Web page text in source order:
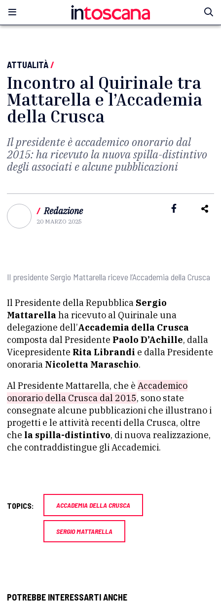
ATTUALITÀ/
Incontro al Quirinale tra
Mattarella e l’Accademia
della Crusca
Il presidente è accademico onorario dal
2015: ha ricevuto la nuova spilla-distintivo
degli associati e alcune pubblicazioni
/ Redazione
20 MARZO 2025
Il presidente Sergio Mattarella riceve l’Accademia della Crusca
Il Presidente della Repubblica Sergio
Mattarella ha ricevuto al Quirinale una
delegazione dell’Accademia della Crusca
composta dal Presidente Paolo D’Achille, dalla
Vicepresidente Rita Librandi e dalla Presidente
onoraria Nicoletta Maraschio.
Al Presidente Mattarella, che è Accademico
onorario della Crusca dal 2015, sono state
consegnate alcune pubblicazioni che illustrano i
progetti e le attività recenti della Crusca, oltre
che la spilla-distintivo, di nuova realizzazione,
che contraddistingue gli Accademici.
TOPICS: ACCADEMIA DELLA CRUSCA
SERGIO MATTARELLA
POTREBBE INTERESSARTI ANCHE